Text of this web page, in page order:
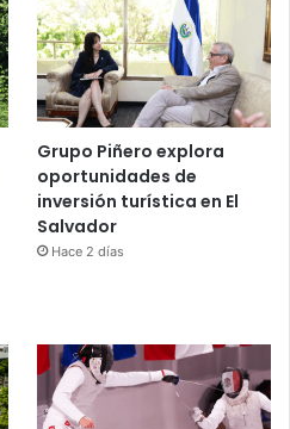
Grupo Piñero explora
oportunidades de
inversión turística en El
Salvador
Hace 2 días